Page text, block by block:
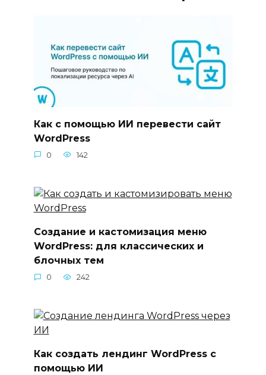
Как с помощью ИИ перевести сайт
WordPress
0 142
Создание и кастомизация меню
WordPress: для классических и
блочных тем
0 242
Как создать лендинг WordPress с
помощью ИИ